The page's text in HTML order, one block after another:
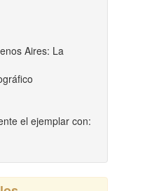
Aires: La
el ejemplar con: